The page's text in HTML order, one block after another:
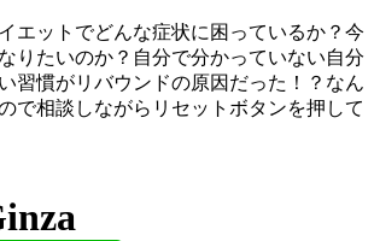
エットでどんな症状に困っているか？今
りたいのか？自分で分かっていない自分
習慣がリバウンドの原因だった！？なん
で相談しながらリセットボタンを押して